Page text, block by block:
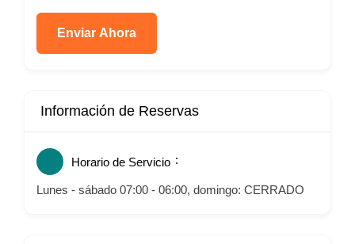
Enviar Ahora
Información de Reservas
Horario de Servicio
Lunes - sábado 07:00 - 06:00, domingo: CERRADO